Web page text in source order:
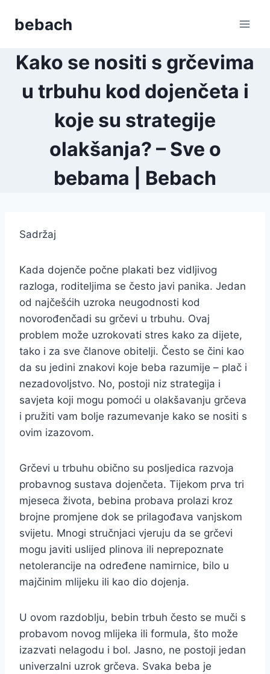
bebach
Kako se nositi s grčevima
u trbuhu kod dojenčeta i
koje su strategije
olakšanja? – Sve o
bebama | Bebach
Sadržaj
Kada dojenče počne plakati bez vidljivog
razloga, roditeljima se često javi panika. Jedan
od najčešćih uzroka neugodnosti kod
novorođenčadi su grčevi u trbuhu. Ovaj
problem može uzrokovati stres kako za dijete,
tako i za sve članove obitelji. Često se čini kao
da su jedini znakovi koje beba razumije – plač i
nezadovoljstvo. No, postoji niz strategija i
savjeta koji mogu pomoći u olakšavanju grčeva
i pružiti vam bolje razumevanje kako se nositi s
ovim izazovom.
Grčevi u trbuhu obično su posljedica razvoja
probavnog sustava dojenčeta. Tijekom prva tri
mjeseca života, bebina probava prolazi kroz
brojne promjene dok se prilagođava vanjskom
svijetu. Mnogi stručnjaci vjeruju da se grčevi
mogu javiti uslijed plinova ili neprepoznate
netolerancije na određene namirnice, bilo u
majčinim mlijeku ili kao dio dojenja.
U ovom razdoblju, bebin trbuh često se muči s
probavom novog mlijeka ili formula, što može
izazvati nelagodu i bol. Jasno, ne postoji jedan
univerzalni uzrok grčeva. Svaka beba je